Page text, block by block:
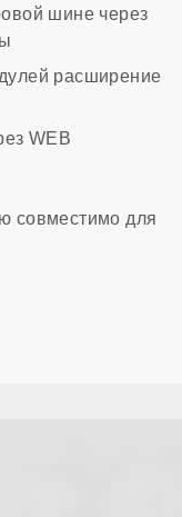
шине через
расширение
WEB
совместимо для